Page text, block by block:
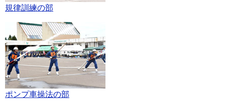
規律訓練の部
ポンプ車操法の部